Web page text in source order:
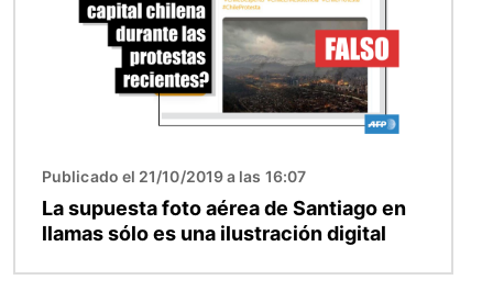
Publicado el 21/10/2019 a las 16:07
La supuesta foto aérea de Santiago en
llamas sólo es una ilustración digital